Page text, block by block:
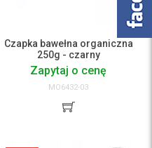
Czapka bawełna organiczna
250g - czarny
Zapytaj o cenę
MO6432-03